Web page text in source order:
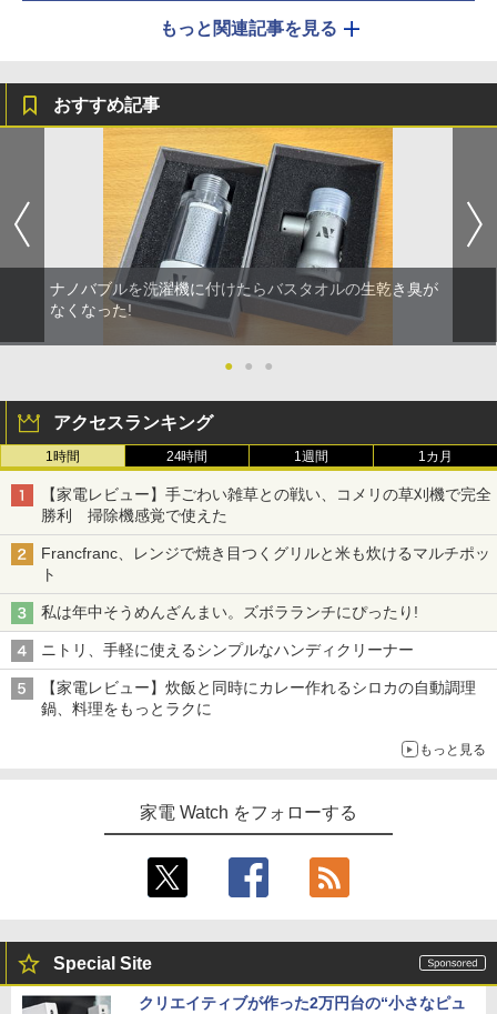
もっと関連記事を見る
おすすめ記事
ナノバブルを洗濯機に付けたらバスタオルの生乾き臭が
なくなった!
● ● ●
アクセスランキング
1時間 24時間 1週間 1カ月
【家電レビュー】手ごわい雑草との戦い、コメリの草刈機で完全
勝利 掃除機感覚で使えた
Francfranc、レンジで焼き目つくグリルと米も炊けるマルチポッ
ト
私は年中そうめんざんまい。ズボラランチにぴったり!
ニトリ、手軽に使えるシンプルなハンディクリーナー
【家電レビュー】炊飯と同時にカレー作れるシロカの自動調理
鍋、料理をもっとラクに
もっと見る
家電 Watch をフォローする
Special Site
クリエイティブが作った2万円台の“小さなピュ